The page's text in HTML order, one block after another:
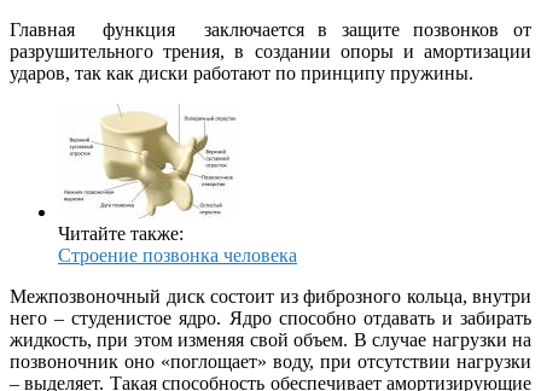
Главная функция заключается в защите позвонков от
разрушительного трения, в создании опоры и амортизации
ударов, так как диски работают по принципу пружины.
Читайте также:
Строение позвонка человека
Межпозвоночный диск состоит из фиброзного кольца, внутри
него – студенистое ядро. Ядро способно отдавать и забирать
жидкость, при этом изменяя свой объем. В случае нагрузки на
позвоночник оно «поглощает» воду, при отсутствии нагрузки
– выделяет. Такая способность обеспечивает амортизирующие